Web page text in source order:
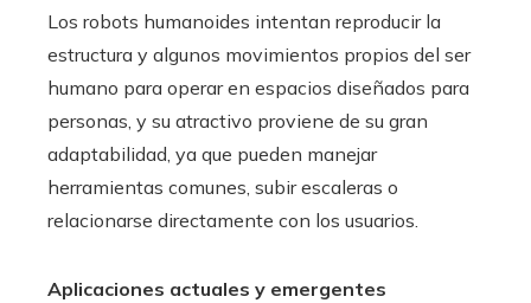
Los robots humanoides intentan reproducir la
estructura y algunos movimientos propios del ser
humano para operar en espacios diseñados para
personas, y su atractivo proviene de su gran
adaptabilidad, ya que pueden manejar
herramientas comunes, subir escaleras o
relacionarse directamente con los usuarios.
Aplicaciones actuales y emergentes